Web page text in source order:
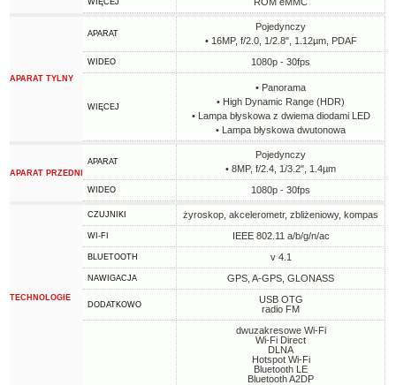
WIĘCEJ
APARAT TYLNY
APARAT
Pojedynczy
• 16MP, f/2.0, 1/2.8", 1.12µm, PDAF
WIDEO 1080p - 30fps
WIĘCEJ
• Panorama
• High Dynamic Range (HDR)
• Lampa błyskowa z dwiema diodami LED
• Lampa błyskowa dwutonowa
APARAT PRZEDNI
APARAT
Pojedynczy
• 8MP, f/2.4, 1/3.2", 1.4µm
WIDEO 1080p - 30fps
TECHNOLOGIE
CZUJNIKI żyroskop, akcelerometr, zbliżeniowy, kompas
WI-FI IEEE 802.11 a/b/g/n/ac
BLUETOOTH v 4.1
NAWIGACJA GPS, A-GPS, GLONASS
DODATKOWO
USB OTG
radio FM
dwuzakresowe Wi-Fi
Wi-Fi Direct
DLNA
Hotspot Wi-Fi
Bluetooth LE
Bluetooth A2DP